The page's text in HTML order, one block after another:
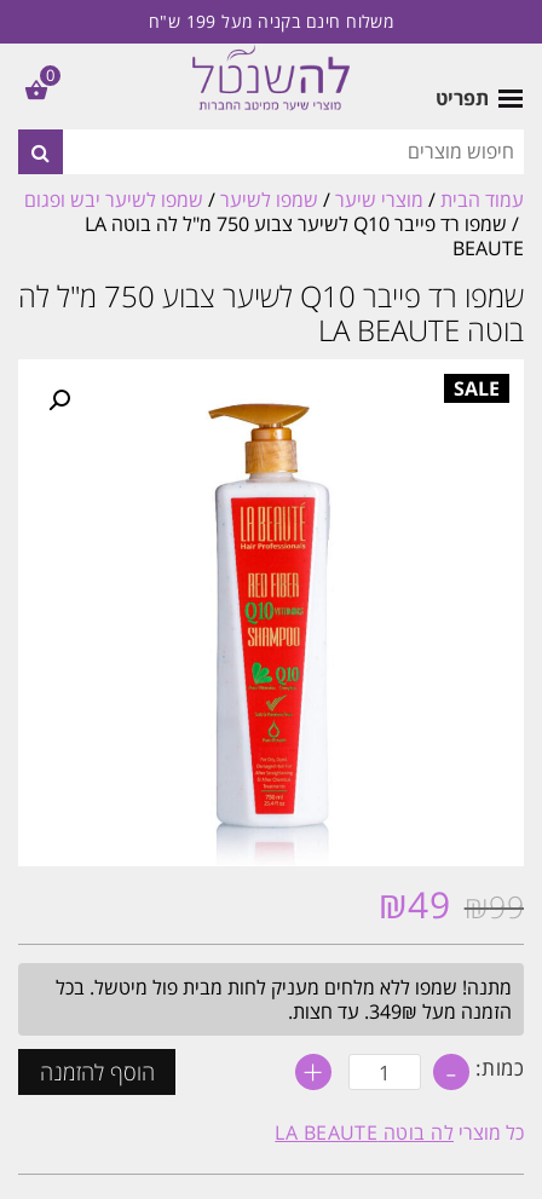
משלוח חינם בקניה מעל 199 ש"ח
תפריט
עמוד הבית/ מוצרי שיער/ שמפו לשיער/ שמפו לשיער יבש ופגום
/ שמפו רד פייבר Q10 לשיער צבוע 750 מ"ל לה בוטה LA
BEAUTE
שמפו רד פייבר Q10 לשיער צבוע 750 מ"ל לה
בוטה LA BEAUTE
₪99
המחיר
היה:
₪99.
₪49
הוא:
₪49.
מתנה! שמפו ללא מלחים מעניק לחות מבית פול מיטשל. בכל
הזמנה מעל 349₪. עד חצות.
כמות: - כמות
של
רד
פייבר
לשיער
+ הוסף להזמנה
כל מוצרי לה בוטה LA BEAUTE
0